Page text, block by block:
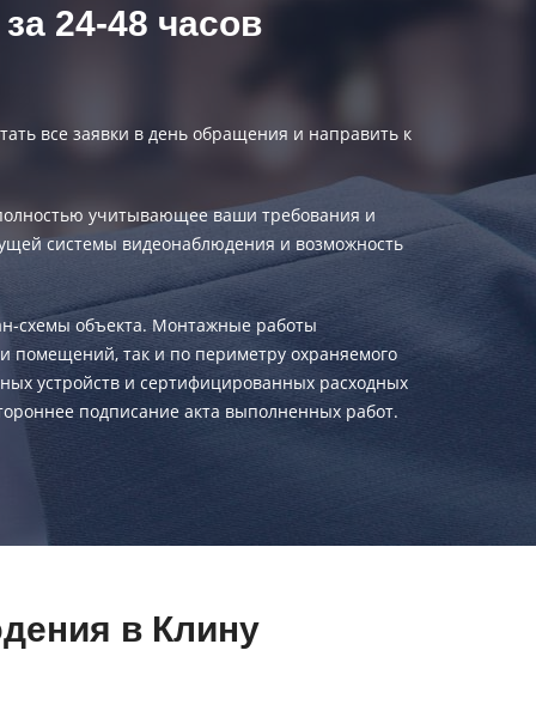
24-48 часов
все заявки в день обращения и направить к
полностью учитывающее ваши требования и
системы видеонаблюдения и возможность
схемы объекта. Монтажные работы
помещений, так и по периметру охраняемого
устройств и сертифицированных расходных
подписание акта выполненных работ.
в Клину